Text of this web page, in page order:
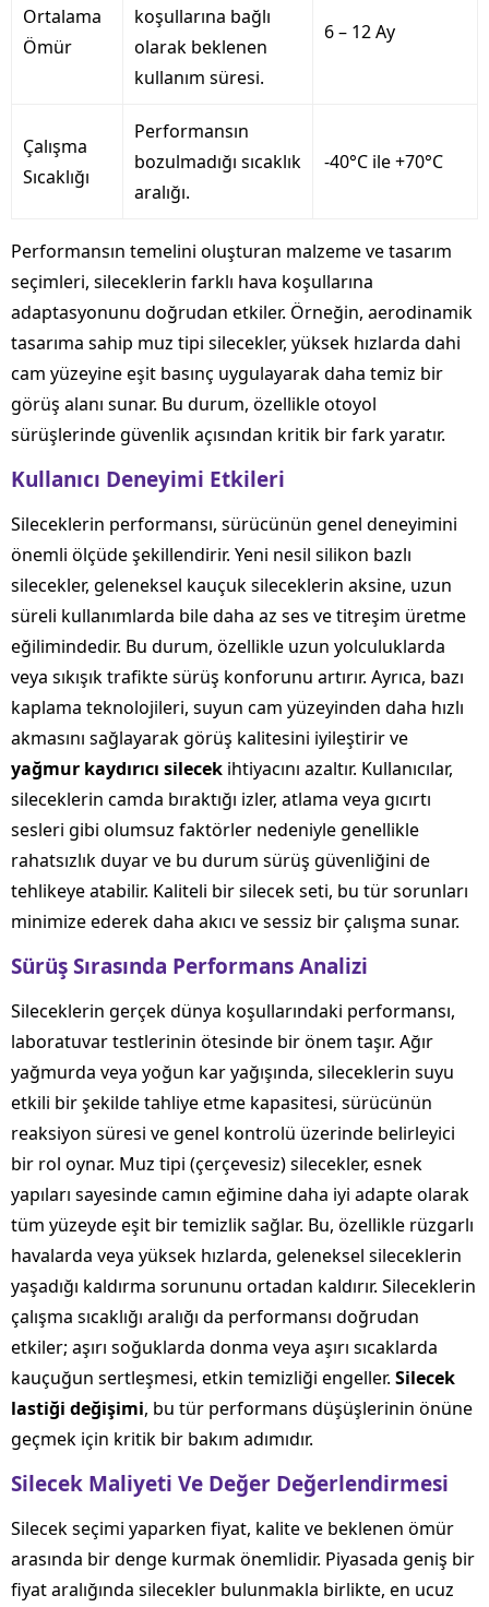
Ortalama
Ömür
koşullarına bağlı
olarak beklenen
kullanım süresi.
6 – 12 Ay
Çalışma
Sıcaklığı
Performansın
bozulmadığı sıcaklık
aralığı.
-40°C ile +70°C
Performansın temelini oluşturan malzeme ve tasarım
seçimleri, sileceklerin farklı hava koşullarına
adaptasyonunu doğrudan etkiler. Örneğin, aerodinamik
tasarıma sahip muz tipi silecekler, yüksek hızlarda dahi
cam yüzeyine eşit basınç uygulayarak daha temiz bir
görüş alanı sunar. Bu durum, özellikle otoyol
sürüşlerinde güvenlik açısından kritik bir fark yaratır.
Kullanıcı Deneyimi Etkileri
Sileceklerin performansı, sürücünün genel deneyimini
önemli ölçüde şekillendirir. Yeni nesil silikon bazlı
silecekler, geleneksel kauçuk sileceklerin aksine, uzun
süreli kullanımlarda bile daha az ses ve titreşim üretme
eğilimindedir. Bu durum, özellikle uzun yolculuklarda
veya sıkışık trafikte sürüş konforunu artırır. Ayrıca, bazı
kaplama teknolojileri, suyun cam yüzeyinden daha hızlı
akmasını sağlayarak görüş kalitesini iyileştirir ve
yağmur kaydırıcı silecek ihtiyacını azaltır. Kullanıcılar,
sileceklerin camda bıraktığı izler, atlama veya gıcırtı
sesleri gibi olumsuz faktörler nedeniyle genellikle
rahatsızlık duyar ve bu durum sürüş güvenliğini de
tehlikeye atabilir. Kaliteli bir silecek seti, bu tür sorunları
minimize ederek daha akıcı ve sessiz bir çalışma sunar.
Sürüş Sırasında Performans Analizi
Sileceklerin gerçek dünya koşullarındaki performansı,
laboratuvar testlerinin ötesinde bir önem taşır. Ağır
yağmurda veya yoğun kar yağışında, sileceklerin suyu
etkili bir şekilde tahliye etme kapasitesi, sürücünün
reaksiyon süresi ve genel kontrolü üzerinde belirleyici
bir rol oynar. Muz tipi (çerçevesiz) silecekler, esnek
yapıları sayesinde camın eğimine daha iyi adapte olarak
tüm yüzeyde eşit bir temizlik sağlar. Bu, özellikle rüzgarlı
havalarda veya yüksek hızlarda, geleneksel sileceklerin
yaşadığı kaldırma sorununu ortadan kaldırır. Sileceklerin
çalışma sıcaklığı aralığı da performansı doğrudan
etkiler; aşırı soğuklarda donma veya aşırı sıcaklarda
kauçuğun sertleşmesi, etkin temizliği engeller. Silecek
lastiği değişimi, bu tür performans düşüşlerinin önüne
geçmek için kritik bir bakım adımıdır.
Silecek Maliyeti Ve Değer Değerlendirmesi
Silecek seçimi yaparken fiyat, kalite ve beklenen ömür
arasında bir denge kurmak önemlidir. Piyasada geniş bir
fiyat aralığında silecekler bulunmakla birlikte, en ucuz